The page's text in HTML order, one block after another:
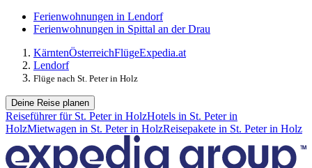
Ferienwohnungen in Lendorf
Ferienwohnungen in Spittal an der Drau
KärntenÖsterreichFlügeExpedia.at
Lendorf
Flüge nach St. Peter in Holz
Deine Reise planen
Reiseführer für St. Peter in HolzHotels in St. Peter in
HolzMietwagen in St. Peter in HolzReisepakete in St. Peter in Holz